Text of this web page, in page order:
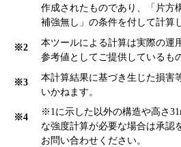
作成されたものであり、「片方
補強無し」の条件を付して計算
※2
本ツールによる計算は実際の運
参考値としてご提供しているも
※3
本計算結果に基づき生じた損害
いかねます。
※4
※1に示した以外の構造や高さ
な強度計算が必要な場合は承認
お問い合わせください。